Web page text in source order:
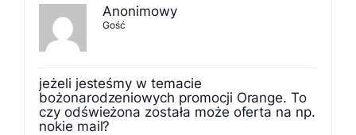
Anonimowy
Gość
jeżeli jesteśmy w temacie
bożonarodzeniowych promocji Orange. To
czy odświeżona została może oferta na np.
nokie mail?